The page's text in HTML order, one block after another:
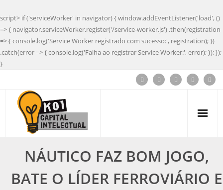
script> if ('serviceWorker' in navigator) { window.addEventListener('load', ()
=> { navigator.serviceWorker.register('/service-worker.js') .then(registration
=> { console.log('Service Worker registrado com sucesso:', registration); })
.catch(error => { console.log('Falha ao registrar Service Worker:', error); }); });
}
NÁUTICO FAZ BOM JOGO,
BATE O LÍDER FERROVIÁRIO E